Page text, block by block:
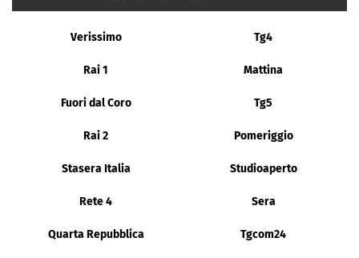
Verissimo Tg4
Rai 1 Mattina
Fuori dal Coro Tg5
Rai 2 Pomeriggio
Stasera Italia Studioaperto
Rete 4 Sera
Quarta Repubblica Tgcom24